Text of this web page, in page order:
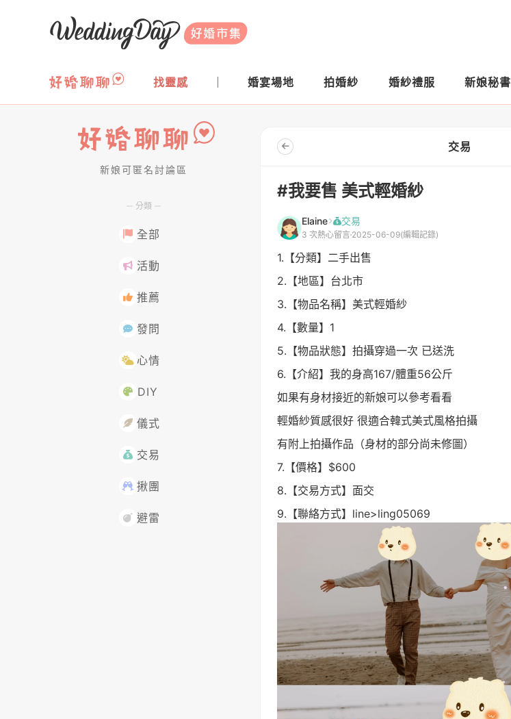
WeddingDay 好婚市集
找靈感 婚宴場地 拍婚紗 婚紗禮服 新娘秘書
好婚聊聊新娘可匿名討論區
分類
全部
活動
推薦
發問
心情
DIY
儀式
交易
揪團
避雷
交易
#我要售 美式輕婚紗
Elaine 交易
3 次熱心留言 2025-06-09(編輯記錄)
1.【分類】二手出售
2.【地區】台北市
3.【物品名稱】美式輕婚紗
4.【數量】1
5.【物品狀態】拍攝穿過一次 已送洗
6.【介紹】我的身高167/體重56公斤
如果有身材接近的新娘可以參考看看
輕婚紗質感很好 很適合韓式美式風格拍攝
有附上拍攝作品（身材的部分尚未修圖）
7.【價格】$600
8.【交易方式】面交
9.【聯絡方式】line>ling05069